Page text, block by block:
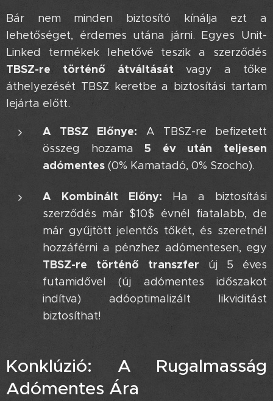
Bár nem minden biztosító kínálja ezt a
lehetőséget, érdemes utána járni. Egyes Unit-
Linked termékek lehetővé teszik a szerződés
TBSZ-re történő átváltását vagy a tőke
áthelyezését TBSZ keretbe a biztosítási tartam
lejárta előtt.
A TBSZ Előnye: A TBSZ-re befizetett
összeg hozama5 év után teljesen
adómentes (0% Kamatadó, 0% Szocho).
A Kombinált Előny: Ha a biztosítási
szerződés már $10$ évnél fiatalabb, de
már gyűjtött jelentős tőkét, és szeretnél
hozzáférni a pénzhez adómentesen, egy
TBSZ-re történő transzfer új 5 éves
futamidővel (új adómentes időszakot
indítva) adóoptimalizált likviditást
biztosíthat!
Konklúzió: A Rugalmasság
Adómentes Ára 💡